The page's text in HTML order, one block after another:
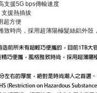
支援5G bps傳輸速度
支援熱插拔
超方便
致時尚，採用超薄陽極髮絲鋁外殼